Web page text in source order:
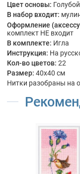
Цвет основы: Голубой
В набор входит:
Оформление
комплект НЕ входит
В комплекте: Игла
Инструкция: На
Кол-во цветов: 22
Размер: 40x40 см
Нитки разобраны на